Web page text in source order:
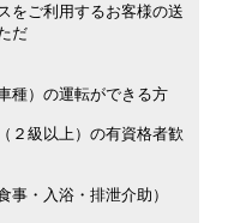
をご利用するお客様の送
だ
種）の運転ができる方
２級以上）の有資格者歓
事・入浴・排泄介助）